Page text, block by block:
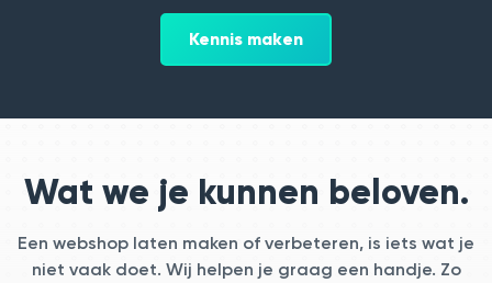
Kennis maken
Wat we je kunnen beloven.
Een webshop laten maken of verbeteren, is iets wat je
niet vaak doet. Wij helpen je graag een handje. Zo